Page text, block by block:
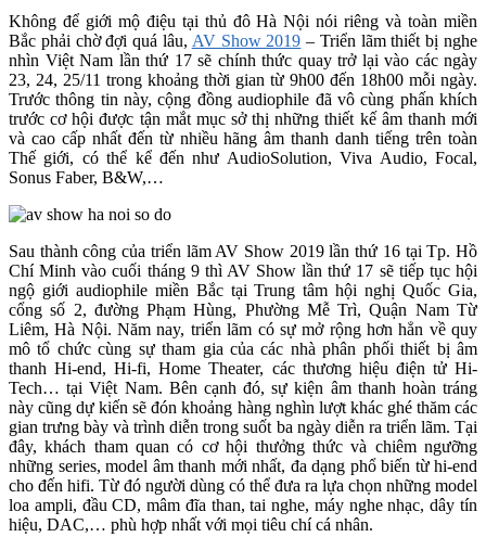
Không để giới mộ điệu tại thủ đô Hà Nội nói riêng và toàn miền
Bắc phải chờ đợi quá lâu, AV Show 2019 – Triển lãm thiết bị nghe
nhìn Việt Nam lần thứ 17 sẽ chính thức quay trở lại vào các ngày
23, 24, 25/11 trong khoảng thời gian từ 9h00 đến 18h00 mỗi ngày.
Trước thông tin này, cộng đồng audiophile đã vô cùng phấn khích
trước cơ hội được tận mắt mục sở thị những thiết kế âm thanh mới
và cao cấp nhất đến từ nhiều hãng âm thanh danh tiếng trên toàn
Thế giới, có thể kể đến như AudioSolution, Viva Audio, Focal,
Sonus Faber, B&W,…
Sau thành công của triển lãm AV Show 2019 lần thứ 16 tại Tp. Hồ
Chí Minh vào cuối tháng 9 thì AV Show lần thứ 17 sẽ tiếp tục hội
ngộ giới audiophile miền Bắc tại Trung tâm hội nghị Quốc Gia,
cổng số 2, đường Phạm Hùng, Phường Mễ Trì, Quận Nam Từ
Liêm, Hà Nội. Năm nay, triển lãm có sự mở rộng hơn hẳn về quy
mô tổ chức cùng sự tham gia của các nhà phân phối thiết bị âm
thanh Hi-end, Hi-fi, Home Theater, các thương hiệu điện tử Hi-
Tech… tại Việt Nam. Bên cạnh đó, sự kiện âm thanh hoàn tráng
này cũng dự kiến sẽ đón khoảng hàng nghìn lượt khác ghé thăm các
gian trưng bày và trình diễn trong suốt ba ngày diễn ra triển lãm. Tại
đây, khách tham quan có cơ hội thưởng thức và chiêm ngưỡng
những series, model âm thanh mới nhất, đa dạng phổ biến từ hi-end
cho đến hifi. Từ đó người dùng có thể đưa ra lựa chọn những model
loa ampli, đầu CD, mâm đĩa than, tai nghe, máy nghe nhạc, dây tín
hiệu, DAC,… phù hợp nhất với mọi tiêu chí cá nhân.